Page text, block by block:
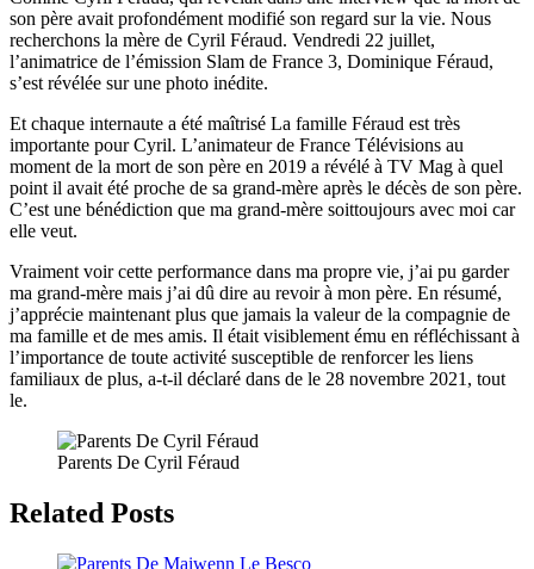
son père avait profondément modifié son regard sur la vie. Nous
recherchons la mère de Cyril Féraud. Vendredi 22 juillet,
l’animatrice de l’émission Slam de France 3, Dominique Féraud,
s’est révélée sur une photo inédite.
Et chaque internaute a été maîtrisé La famille Féraud est très
importante pour Cyril. L’animateur de France Télévisions au
moment de la mort de son père en 2019 a révélé à TV Mag à quel
point il avait été proche de sa grand-mère après le décès de son père.
C’est une bénédiction que ma grand-mère soittoujours avec moi car
elle veut.
Vraiment voir cette performance dans ma propre vie, j’ai pu garder
ma grand-mère mais j’ai dû dire au revoir à mon père. En résumé,
j’apprécie maintenant plus que jamais la valeur de la compagnie de
ma famille et de mes amis. Il était visiblement ému en réfléchissant à
l’importance de toute activité susceptible de renforcer les liens
familiaux de plus, a-t-il déclaré dans de le 28 novembre 2021, tout
le.
Parents De Cyril Féraud
Related Posts